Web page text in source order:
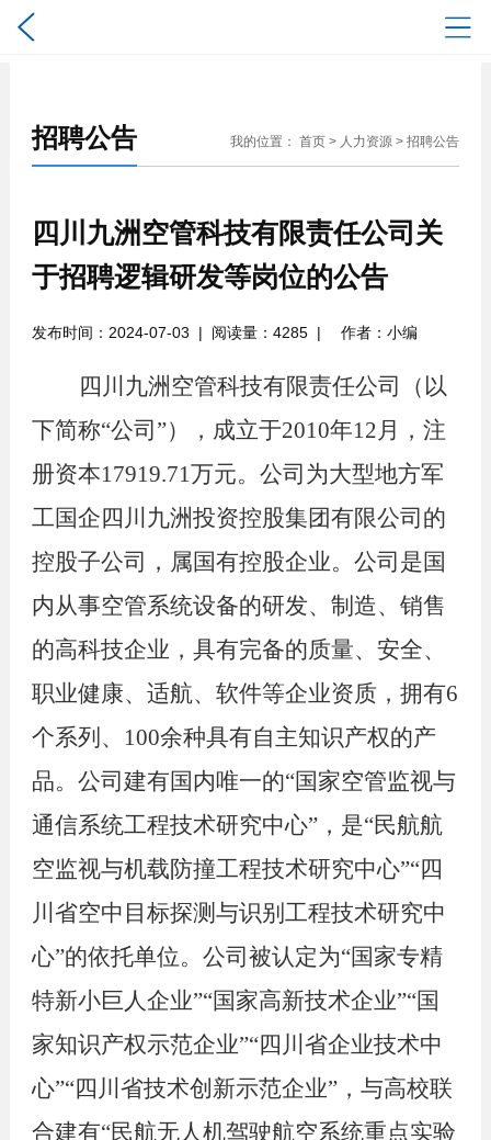
招聘公告 我的位置：首页 > 人力资源 >招聘公告
四川九洲空管科技有限责任公司关
于招聘逻辑研发等岗位的公告
发布时间：2024-07-03 | 阅读量： 4285| 作者： 小编
四川九洲空管科技有限责任公司（以
下简称“公司”），成立于2010年12月，注
册资本17919.71万元。公司为大型地方军
工国企四川九洲投资控股集团有限公司的
控股子公司，属国有控股企业。公司是国
内从事空管系统设备的研发、制造、销售
的高科技企业，具有完备的质量、安全、
职业健康、适航、软件等企业资质，拥有6
个系列、100余种具有自主知识产权的产
品。公司建有国内唯一的“国家空管监视与
通信系统工程技术研究中心”，是“民航航
空监视与机载防撞工程技术研究中心”“四
川省空中目标探测与识别工程技术研究中
心”的依托单位。公司被认定为“国家专精
特新小巨人企业”“国家高新技术企业”“国
家知识产权示范企业”“四川省企业技术中
心”“四川省技术创新示范企业”，与高校联
合建有“民航无人机驾驶航空系统重点实验